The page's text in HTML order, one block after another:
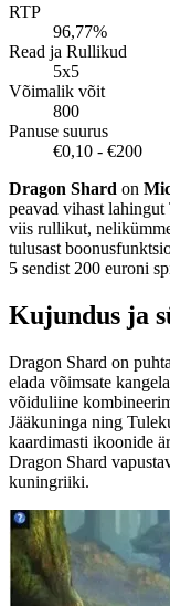
RTP
96,77%
Read ja Rullikud
5x5
Võimalik võit
800
Panuse suurus
€0,10 - €200
Dragon Shard on
peavad vihast
viis rullikut,
tulusast
5 sendist 200 euroni
Kujundus ja
Dragon Shard on
elada võimsate
võiduliine
Jääkuninga ning
kaardimasti ikoonide
Dragon Shard
kuningriiki.